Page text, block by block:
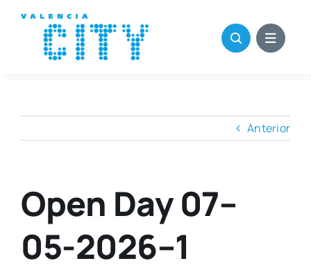
contenido
Anterior
Open Day 07–
05-2026–1